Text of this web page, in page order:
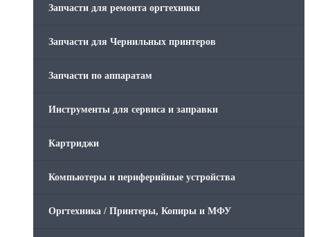
Запчасти для ремонта оргтехники
Запчасти для Чернильных принтеров
Запчасти по аппаратам
Инструменты для сервиса и заправки
Картриджи
Компьютеры и периферийные устройства
Оргтехника / Принтеры, Копиры и МФУ